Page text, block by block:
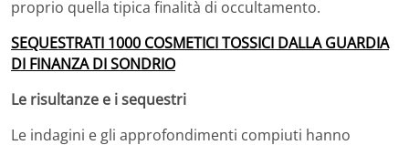
proprio quella tipica finalità di occultamento.
SEQUESTRATI 1000 COSMETICI TOSSICI DALLA GUARDIA
DI FINANZA DI SONDRIO
Le risultanze e i sequestri
Le indagini e gli approfondimenti compiuti hanno